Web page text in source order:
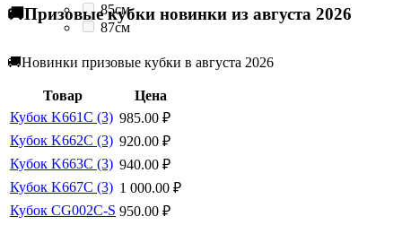
85см
87см
🚚Призовые кубки новинки из августа 2026
🚚Новинки призовые кубки в августа 2026
Товар
Цена
Кубок K661C (3) 985.00 ₽
Кубок K662C (3) 920.00 ₽
Кубок K663C (3) 940.00 ₽
Кубок K667C (3) 1 000.00 ₽
Кубок CG002C-S 950.00 ₽